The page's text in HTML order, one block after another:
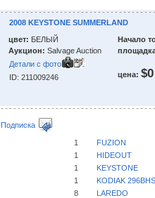
2008 KEYSTONE SUMMERLAND
цвет: БЕЛЫЙ
Аукцион: Salvage Auction
Детали с фото
ID: 211009246
Начало
цена: $0
Подписка
1
FUZION
1
HIDEOUT
1
KEYSTONE
1
KODIAK
8
LAREDO